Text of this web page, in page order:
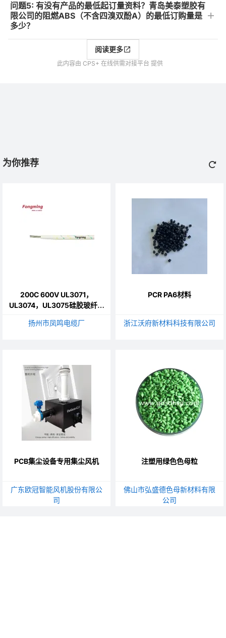
问题5: 有没有产品的最低起订量资料？青岛美泰塑胶有
限公司的阻燃ABS（不含四溴双酚A）的最低订购量是
多少？
阅读更多
此内容由 CPS+ 在线供需对接平台 提供
为你推荐
200C 600V UL3071，
UL3074，UL3075硅胶玻纤电
扬州市凤鸣电缆厂
PCR PA6材料
浙江沃府新材料科技有限公司
PCB集尘设备专用集尘风机
广东欧冠智能风机股份有限公
司
注塑用绿色色母粒
佛山市弘盛德色母新材料有限
公司